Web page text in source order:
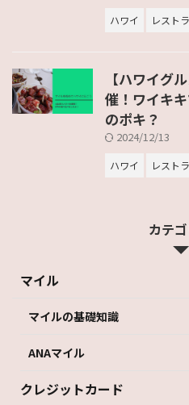
ハワイ レスト
【ハワイグ
催！ワイキ
のポキ？
2024/12/13
ハワイ レスト
カテ
マイル
マイルの基礎知識
ANAマイル
クレジットカード